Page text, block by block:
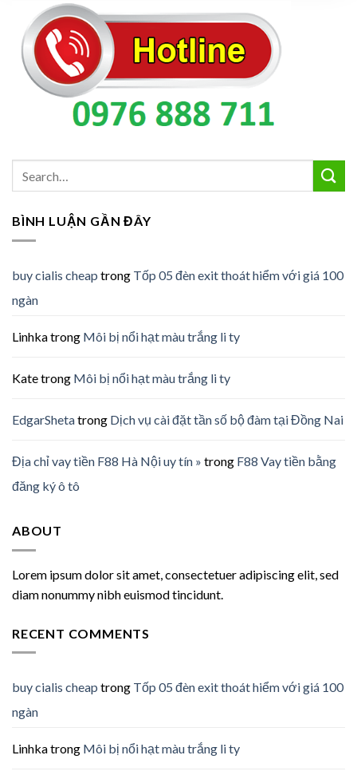
BÌNH LUẬN GẦN ĐÂY
buy cialis cheap trong Tốp 05 đèn exit thoát hiểm với giá 100
ngàn
Linhkatrong Môi bị nổi hạt màu trắng li ty
Katetrong Môi bị nổi hạt màu trắng li ty
EdgarShetatrong Dịch vụ cài đặt tần số bộ đàm tại Đồng Nai
Địa chỉ vay tiền F88 Hà Nội uy tín » trong F88 Vay tiền bằng
đăng ký ô tô
ABOUT
Lorem ipsum dolor sit amet, consectetuer adipiscing elit, sed
diam nonummy nibh euismod tincidunt.
RECENT COMMENTS
buy cialis cheap trong Tốp 05 đèn exit thoát hiểm với giá 100
ngàn
Linhkatrong Môi bị nổi hạt màu trắng li ty